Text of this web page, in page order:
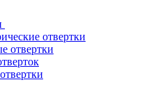
отвертки
отвертки